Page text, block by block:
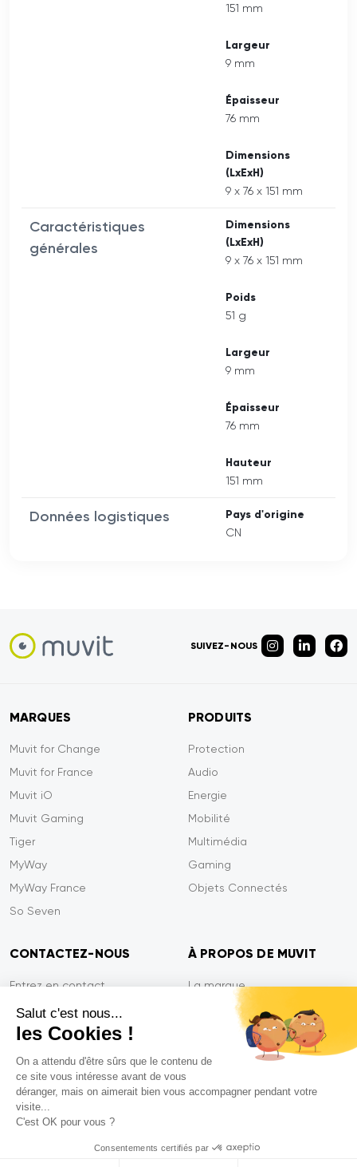
Salut c'est nous...
les Cookies !
On a attendu d'être sûrs que le contenu de
ce site vous intéresse avant de vous
déranger, mais on aimerait bien vous accompagner pendant votre
visite...
C'est OK pour vous ?
Consentements certifiés par
151 mm
Largeur
9 mm
Épaisseur
76 mm
Dimensions
(LxExH)
9 x 76 x 151 mm
Caractéristiques
générales
Dimensions
(LxExH)
9 x 76 x 151 mm
Poids
51 g
Largeur
9 mm
Épaisseur
76 mm
Hauteur
151 mm
Données logistiques Pays d'origine
CN
SUIVEZ-NOUS
MARQUES
Muvit for Change
Muvit for France
Muvit iO
Muvit Gaming
Tiger
MyWay
MyWay France
So Seven
PRODUITS
Protection
Audio
Energie
Mobilité
Multimédia
Gaming
Objets Connectés
CONTACTEZ-NOUS
Entrez en contact
Paiement sécurisé
Efficacité du service
Garantie Tiger
FAQ
À PROPOS DE MUVIT
La marque
Confidentialité
Contactez-nous
Mentions légales